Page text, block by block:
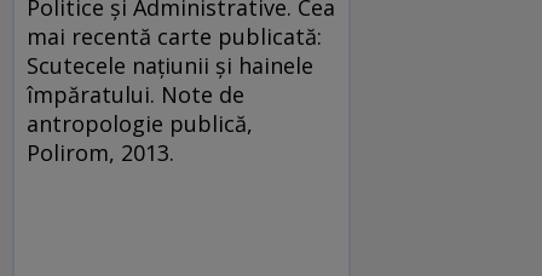
Politice şi Administrative. Cea
mai recentă carte publicată:
Scutecele naţiunii şi hainele
împăratului. Note de
antropologie publică,
Polirom, 2013.